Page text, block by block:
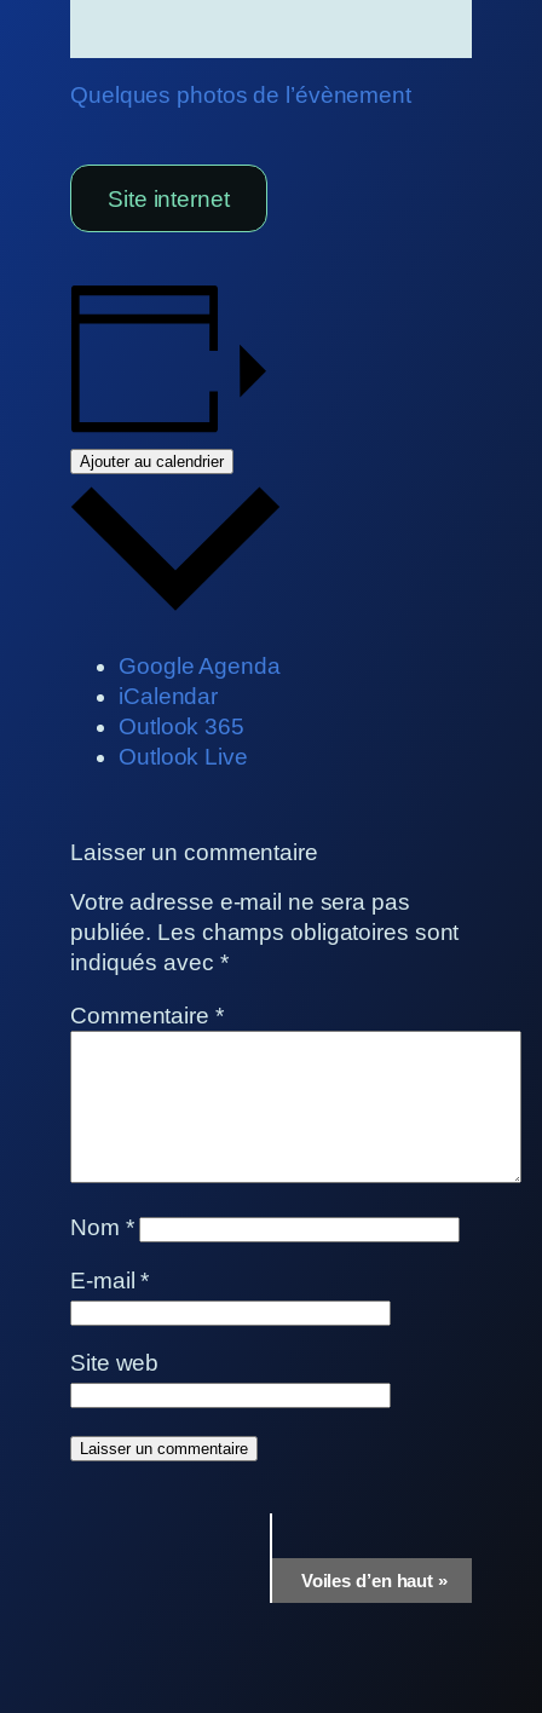
Quelques photos de l’évènement
Site internet
Ajouter au calendrier
Google Agenda
iCalendar
Outlook 365
Outlook Live
Laisser un commentaire
Votre adresse e-mail ne sera pas
publiée. Les champs obligatoires sont
indiqués avec *
Commentaire *
Nom *
E-mail*
Site web
Voiles d’en haut »